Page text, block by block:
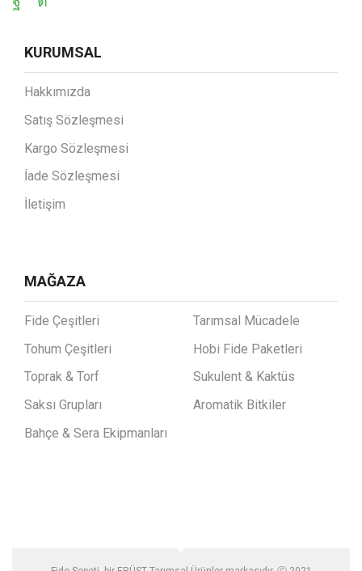
KURUMSAL
Hakkımızda
Satış Sözleşmesi
Kargo Sözleşmesi
İade Sözleşmesi
İletişim
MAĞAZA
Fide Çeşitleri
Tohum Çeşitleri
Toprak & Torf
Saksı Grupları
Bahçe & Sera Ekipmanları
Tarımsal Mücadele
Hobi Fide Paketleri
Sukulent & Kaktüs
Aromatik Bitkiler